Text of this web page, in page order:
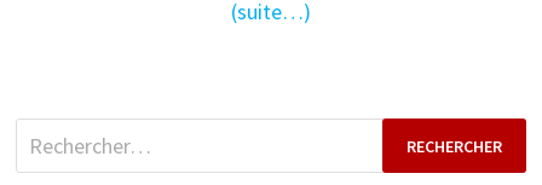
(suite…)
Rechercher :